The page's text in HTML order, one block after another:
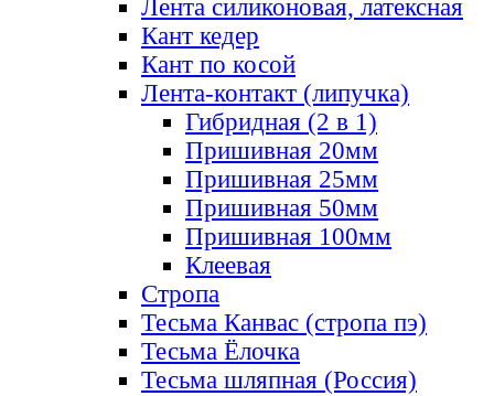
Лента силиконовая, латексная
Кант кедер
Кант по косой
Лента-контакт (липучка)
Гибридная (2 в 1)
Пришивная 20мм
Пришивная 25мм
Пришивная 50мм
Пришивная 100мм
Клеевая
Стропа
Тесьма Канвас (стропа пэ)
Тесьма Ёлочка
Тесьма шляпная (Россия)